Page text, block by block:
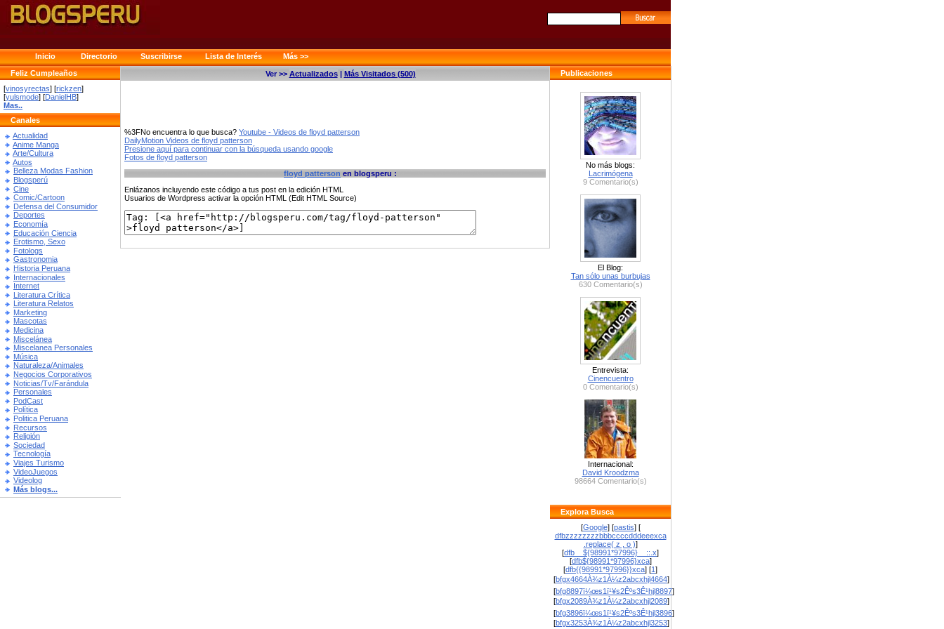
Inicio Directorio Suscribirse Lista de Interés
Más >>
Feliz Cumpleaños
[vinosyrectas] [rickzen]
[yulsmode] [DanielHB]
Mas..
Canales
Actualidad
Anime Manga
Arte/Cultura
Autos
Belleza Modas Fashion
Blogsperú
Cine
Comic/Cartoon
Defensa del Consumidor
Deportes
Economía
Educación Ciencia
Erotismo, Sexo
Fotologs
Gastronomia
Historia Peruana
Internacionales
Internet
Literatura Crítica
Literatura Relatos
Marketing
Mascotas
Medicina
Miscelánea
Miscelanea Personales
Música
Naturaleza/Animales
Negocios Corporativos
Noticias/Tv/Farándula
Personales
PodCast
Política
Politica Peruana
Recursos
Religión
Sociedad
Tecnología
Viajes Turismo
VideoJuegos
Videolog
Más blogs...
Publicaciones
No más blogs:
Lacrimógena
9 Comentario(s)
El Blog:
Tan sólo unas burbujas
630 Comentario(s)
Entrevista:
Cinencuentro
0 Comentario(s)
Internacional:
David Kroodzma
98664 Comentario(s)
Explora Busca
[Google] [pastis] [
dfbzzzzzzzzbbbccccdddeeexca
.replace( z , o )]
[dfb__${98991*97996}__::.x]
[dfb${98991*97996}xca]
[dfb{{98991*97996}}xca] [1]
[bfgx4664À¾z1À¼z2abcxhjl4664]
[bfg8897ï¼œs1ï¹¥s2Êºs3Ê¹hjl8897]
[bfgx2089À¾z1À¼z2abcxhjl2089]
[bfg3896ï¼œs1ï¹¥s2Êºs3Ê¹hjl3896]
[bfgx3253À¾z1À¼z2abcxhjl3253]
Ver >> Actualizados| Más Visitados (500)
%3FNo encuentra lo que busca? Youtube - Videos de floyd patterson
DailyMotion Videos de floyd patterson
Presione aquí para continuar con la búsqueda usando google
Fotos de floyd patterson
floyd patterson en blogsperu :
Enlázanos incluyendo este código a tus post en la edición HTML
Usuarios de Wordpress activar la opción HTML (Edit HTML Source)